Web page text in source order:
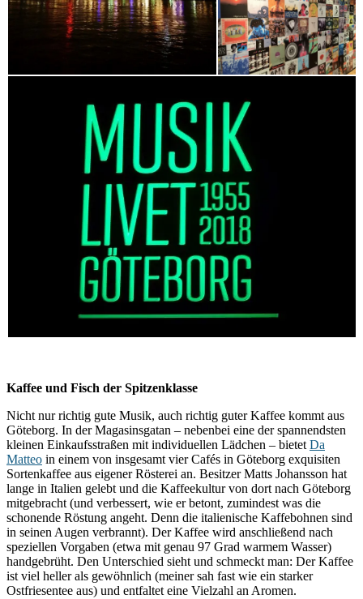
Kaffee und Fisch der Spitzenklasse
Nicht nur richtig gute Musik, auch richtig guter Kaffee kommt aus
Göteborg. In der Magasinsgatan – nebenbei eine der spannendsten
kleinen Einkaufsstraßen mit individuellen Lädchen – bietet Da
Matteo in einem von insgesamt vier Cafés in Göteborg exquisiten
Sortenkaffee aus eigener Rösterei an. Besitzer Matts Johansson hat
lange in Italien gelebt und die Kaffeekultur von dort nach Göteborg
mitgebracht (und verbessert, wie er betont, zumindest was die
schonende Röstung angeht. Denn die italienische Kaffebohnen sind
in seinen Augen verbrannt). Der Kaffee wird anschließend nach
speziellen Vorgaben (etwa mit genau 97 Grad warmem Wasser)
handgebrüht. Den Unterschied sieht und schmeckt man: Der Kaffee
ist viel heller als gewöhnlich (meiner sah fast wie ein starker
Ostfriesentee aus) und entfaltet eine Vielzahl an Aromen.